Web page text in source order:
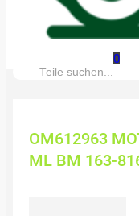
0
Suche:
OM612963
ML BM 163-